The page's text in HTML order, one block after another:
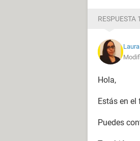
RESPUESTA
Hola,
Estás en el
Puedes